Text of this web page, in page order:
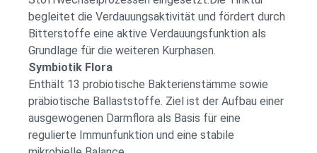
begleitet die Verdauungsaktivität und fördert durch
Bitterstoffe eine aktive Verdauungsfunktion als
Grundlage für die weiteren Kurphasen.
Symbiotik Flora
Enthält 13 probiotische Bakterienstämme sowie
präbiotische Ballaststoffe. Ziel ist der Aufbau einer
ausgewogenen Darmflora als Basis für eine
regulierte Immunfunktion und eine stabile